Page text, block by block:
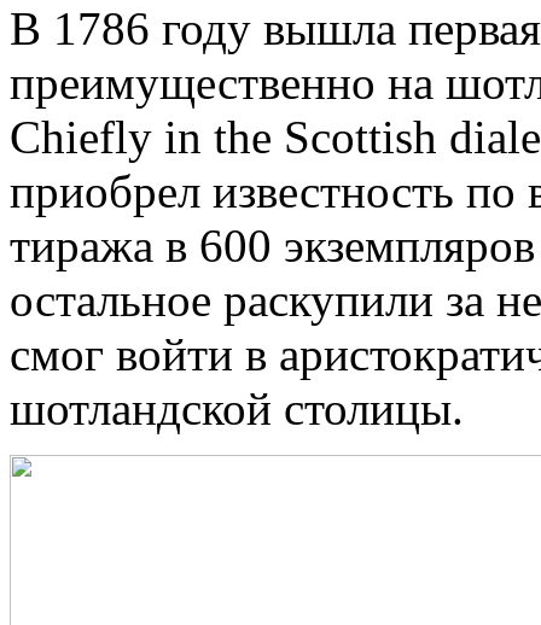
В 1786 году вышла
преимущественно на
Chiefly in the Scottish
приобрел известность
тиража в 600
остальное раскупили за
смог войти в
шотландской столицы.